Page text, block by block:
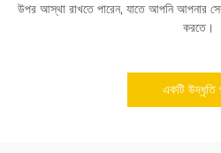
উপর আস্থা রাখতে পারেন, যাতে আপনি আপনার
করতে।
একটি উদ্ধৃতি